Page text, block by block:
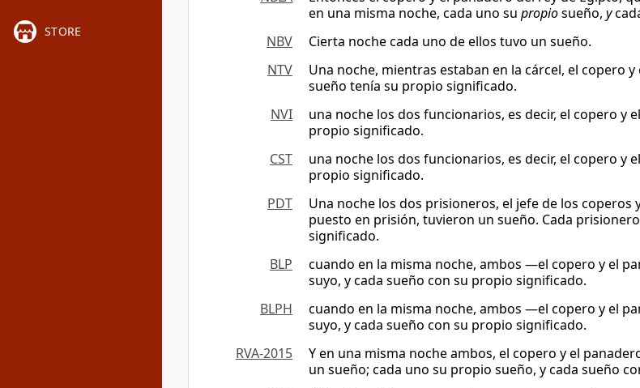
STORE
en una misma noche, cada uno su propiosueño, y
NBV
Cierta noche cada uno de ellos tuvo un sueño.
NTV
Una noche, mientras estaban en la cárcel, el copero
sueño tenía su propio significado.
NVI
una noche los dos funcionarios, es decir, el copero y
propio significado.
CST
una noche los dos funcionarios, es decir, el copero y
propio significado.
PDT
Una noche los dos prisioneros, el jefe de los
puesto en prisión, tuvieron un sueño. Cada
significado.
BLP
cuando en la misma noche, ambos —el copero y el
suyo, y cada sueño con su propio significado.
BLPH
cuando en la misma noche, ambos —el copero y el
suyo, y cada sueño con su propio significado.
RVA-2015
Y en una misma noche ambos, el copero y el
un sueño; cada uno su propio sueño, y cada sueño